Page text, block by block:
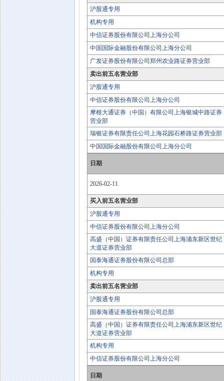
沪股通专用
机构专用
中信证券股份有限公司上海分公司
中国国际金融股份有限公司上海分公司
广发证券股份有限公司郑州农业路证券营业部
卖出前五名营业部
沪股通专用
中信证券股份有限公司上海分公司
摩根大通证券（中国）有限公司上海银城中路证券
营业部
瑞银证券有限责任公司上海花园石桥路证券营业部
中国国际金融股份有限公司上海分公司
日期
2026-02-11
买入前五名营业部
沪股通专用
中信证券股份有限公司上海分公司
高盛（中国）证券有限责任公司上海浦东新区世纪
大道证券营业部
国泰海通证券股份有限公司总部
机构专用
卖出前五名营业部
沪股通专用
国泰海通证券股份有限公司总部
高盛（中国）证券有限责任公司上海浦东新区世纪
大道证券营业部
机构专用
中信证券股份有限公司上海分公司
日期